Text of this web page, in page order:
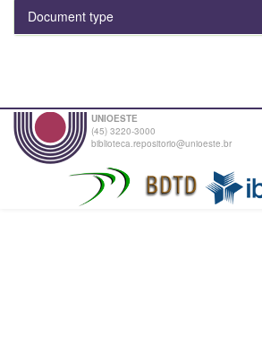
Document type
UNIOESTE
(45) 3220-3000
biblioteca.repositorio@unioeste.br